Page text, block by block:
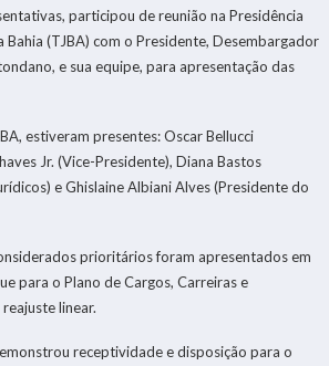
participou de reunião na Presidência
Bahia (TJBA) com o Presidente, Desembargador
e sua equipe, para apresentação das
estiveram presentes: Oscar Bellucci
Jr. (Vice-Presidente), Diana Bastos
e Ghislaine Albiani Alves (Presidente do
prioritários foram apresentados em
para o Plano de Cargos, Carreiras e
linear.
receptividade e disposição para o